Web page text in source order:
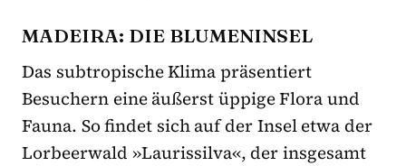
MADEIRA: DIE BLUMENINSEL
Das subtropische Klima präsentiert
Besuchern eine äußerst üppige Flora und
Fauna. So findet sich auf der Insel etwa der
Lorbeerwald »Laurissilva«, der insgesamt